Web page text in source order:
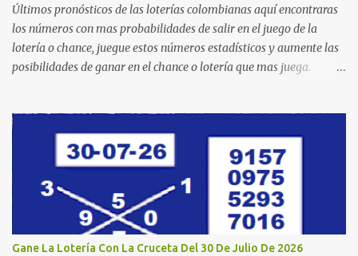
Últimos pronósticos de las loterías colombianas aquí encontraras
los números con mas probabilidades de salir en el juego de la
lotería o chance, juegue estos números estadísticos y aumente las
posibilidades de ganar en el chance o lotería que mas juega.
Manizales Valle Bogotá Quindio Medellin Santander Risaralda
Boyacá Cundinamarca Tolima Caribeña Dia Caribeña Noche
Sinuano Dia Sinuano Noche Paisita Dia Paisita Noche Culona
Baloto Baloto Revancha Astro Luna Astro Sol Motilon Tarde
Motilon Noche Cauca Meta Cafeterito Tarde Cafeterito Noche
Chontico Dia Chontico Noche Extra de Colombia Lotería Dorado
Día: 6 5 2 8 9 9 7 2 Lotería Dorado Tarde: 5 0 7 3 1 1 1 2 Lotería
Gane La Lotería Con La Cruceta Del 30 De Julio De 2026